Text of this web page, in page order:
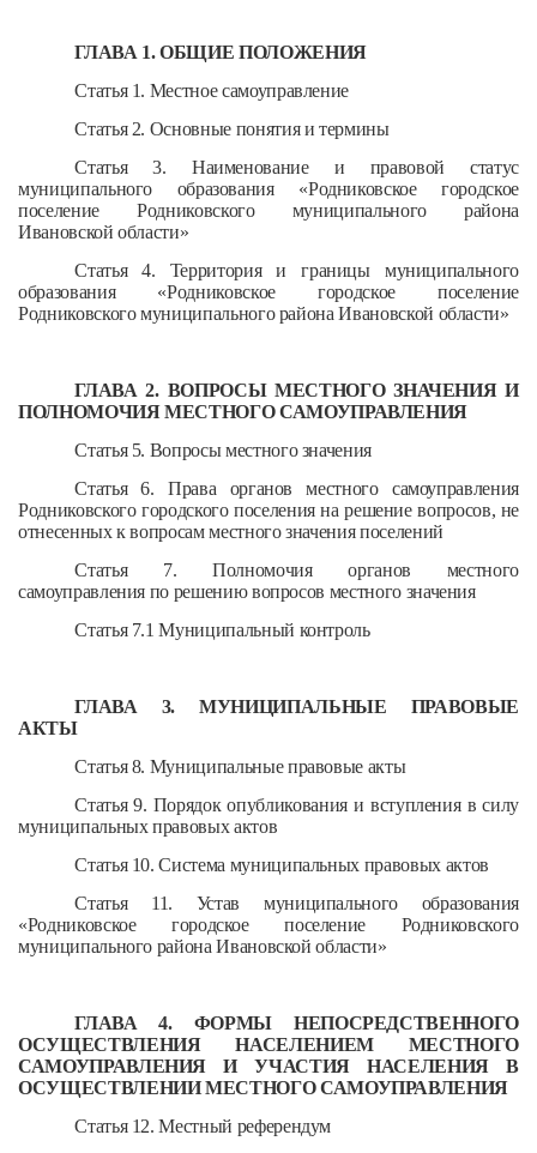
ГЛАВА 1. ОБЩИЕ ПОЛОЖЕНИЯ
Статья 1. Местное самоуправление
Статья 2. Основные понятия и термины
Статья 3. Наименование и правовой статус
муниципального образования «Родниковское городское
поселение Родниковского муниципального района
Ивановской области»
Статья 4. Территория и границы муниципального
образования «Родниковское городское поселение
Родниковского муниципального района Ивановской области»
ГЛАВА 2. ВОПРОСЫ МЕСТНОГО ЗНАЧЕНИЯ И
ПОЛНОМОЧИЯ МЕСТНОГО САМОУПРАВЛЕНИЯ
Статья 5. Вопросы местного значения
Статья 6. Права органов местного самоуправления
Родниковского городского поселения на решение вопросов, не
отнесенных к вопросам местного значения поселений
Статья 7. Полномочия органов местного
самоуправления по решению вопросов местного значения
Статья 7.1 Муниципальный контроль
ГЛАВА 3. МУНИЦИПАЛЬНЫЕ ПРАВОВЫЕ
АКТЫ
Статья 8. Муниципальные правовые акты
Статья 9. Порядок опубликования и вступления в силу
муниципальных правовых актов
Статья 10. Система муниципальных правовых актов
Статья 11. Устав муниципального образования
«Родниковское городское поселение Родниковского
муниципального района Ивановской области»
ГЛАВА 4. ФОРМЫ НЕПОСРЕДСТВЕННОГО
ОСУЩЕСТВЛЕНИЯ НАСЕЛЕНИЕМ МЕСТНОГО
САМОУПРАВЛЕНИЯ И УЧАСТИЯ НАСЕЛЕНИЯ В
ОСУЩЕСТВЛЕНИИ МЕСТНОГО САМОУПРАВЛЕНИЯ
Статья 12. Местный референдум